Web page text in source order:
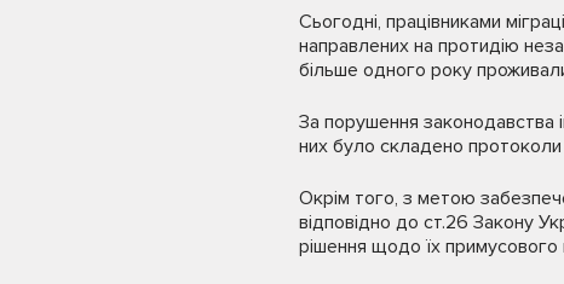
Сьогодні, працівниками
направлених на протидію
більше одного року
За порушення законодавства
них було складено протоколи
Окрім того, з метою
відповідно до ст.26 Закону
рішення щодо їх